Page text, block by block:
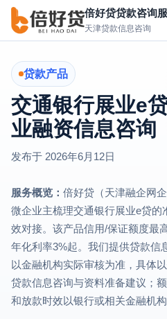
倍好贷贷款咨询
天津贷款信息咨询
贷款产品
交通银行展业e
业融资信息咨询
发布于 2026年6月12日
服务概览： 倍好贷（天津融企网
微企业主梳理交通银行展业e贷的
效对接。该产品信用/保证额度最
年化利率3%起。我们提供贷款信
以金融机构实际审核为准，具体
贷款信息咨询与资料准备建议；
和放款时效以银行或相关金融机